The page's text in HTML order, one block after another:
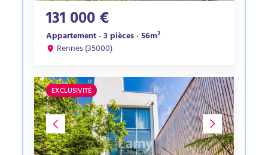
131 000 €
Appartement · 3 pièces · 56m²
Rennes (35000)
EXCLUSIVITÉ